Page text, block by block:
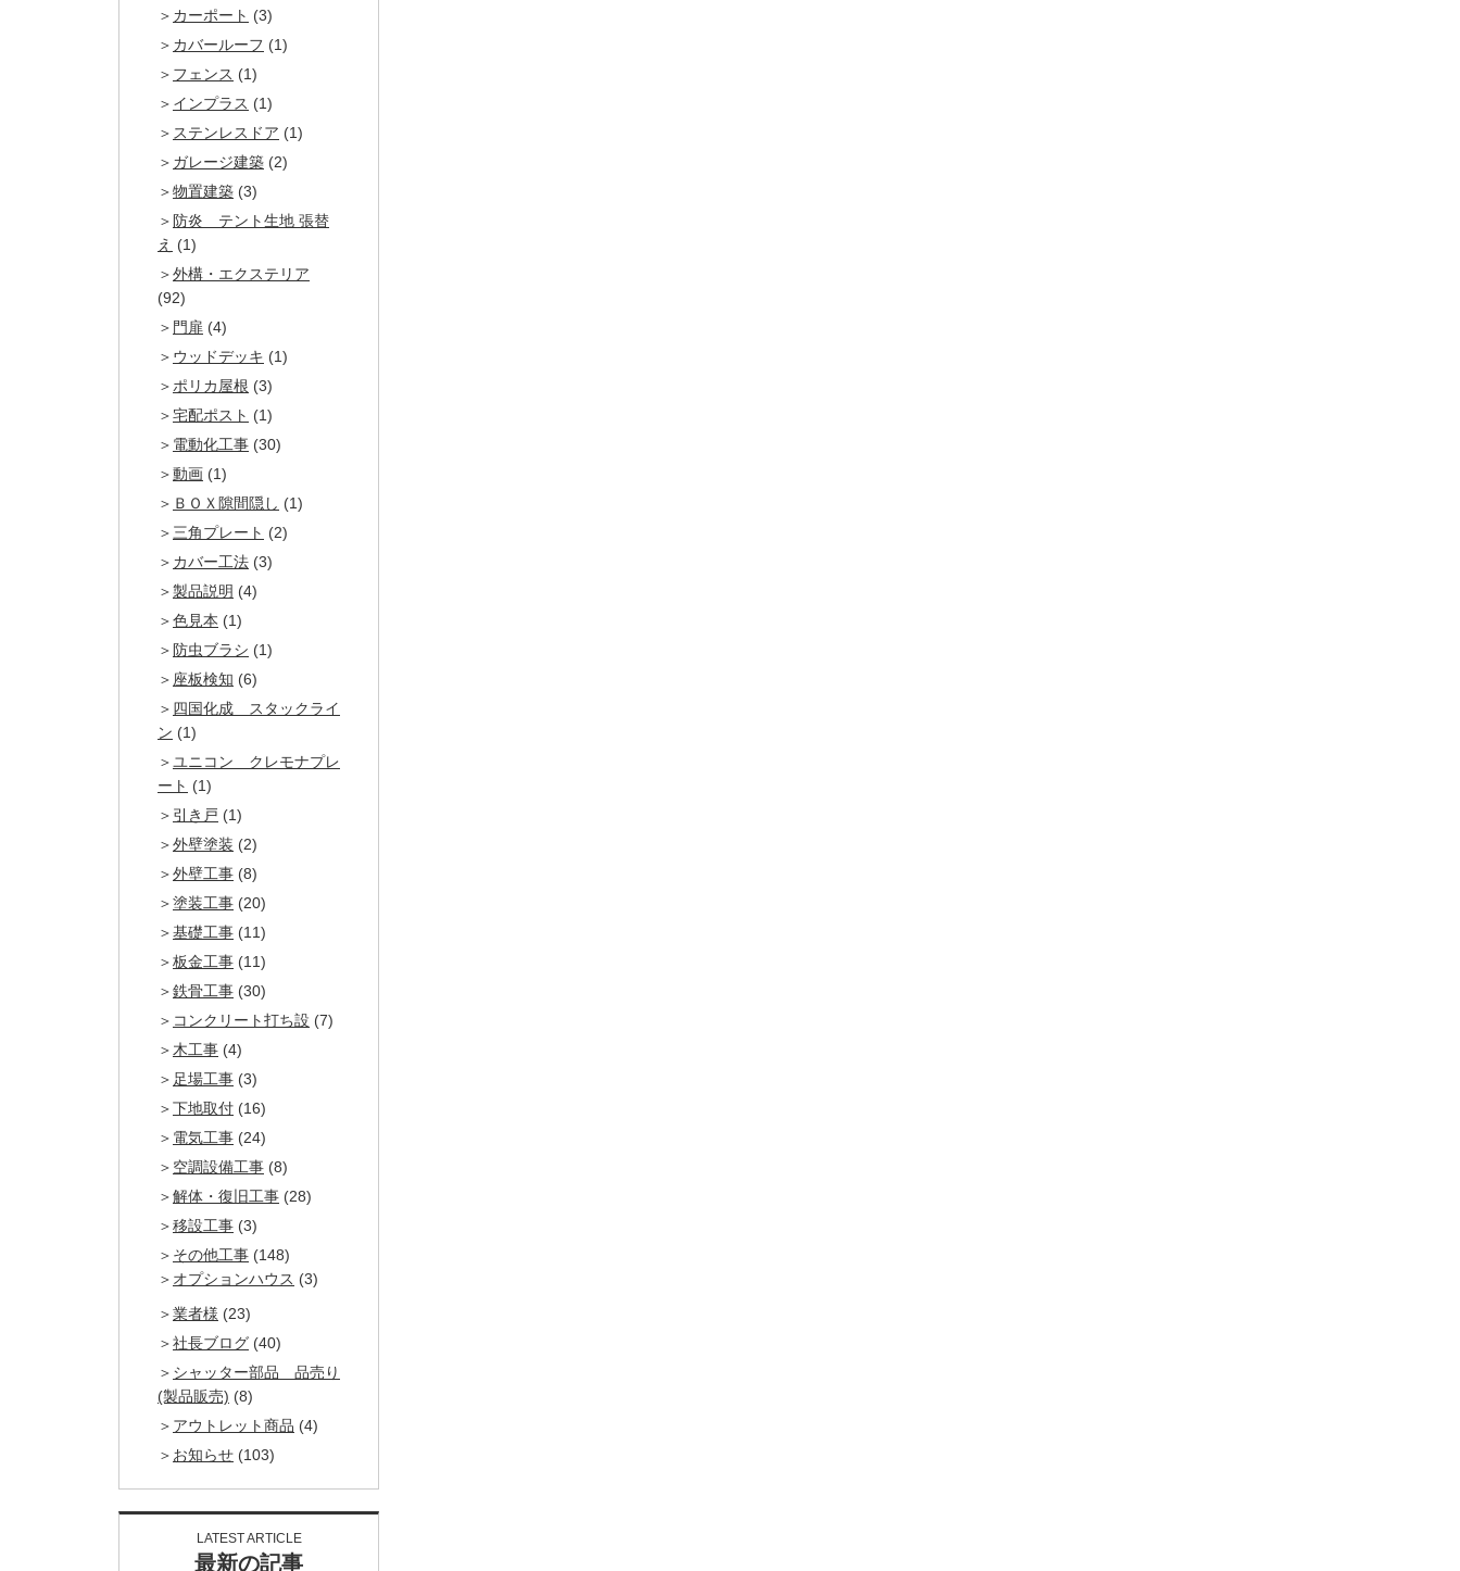
カーポート (3)
カバールーフ (1)
フェンス (1)
インプラス (1)
ステンレスドア (1)
ガレージ建築 (2)
物置建築 (3)
防炎 テント生地 張替
え (1)
外構・エクステリア
(92)
門扉 (4)
ウッドデッキ (1)
ポリカ屋根 (3)
宅配ポスト (1)
電動化工事 (30)
動画 (1)
ＢＯＸ隙間隠し (1)
三角プレート (2)
カバー工法 (3)
製品説明 (4)
色見本 (1)
防虫ブラシ (1)
座板検知 (6)
四国化成 スタックライ
ン (1)
ユニコン クレモナプレ
ート (1)
引き戸 (1)
外壁塗装 (2)
外壁工事 (8)
塗装工事 (20)
基礎工事 (11)
板金工事 (11)
鉄骨工事 (30)
コンクリート打ち設 (7)
木工事 (4)
足場工事 (3)
下地取付 (16)
電気工事 (24)
空調設備工事 (8)
解体・復旧工事 (28)
移設工事 (3)
その他工事 (148)
オプションハウス (3)
業者様 (23)
社長ブログ (40)
シャッター部品 品売り
(製品販売) (8)
アウトレット商品 (4)
お知らせ (103)
LATEST ARTICLE
最新の記事